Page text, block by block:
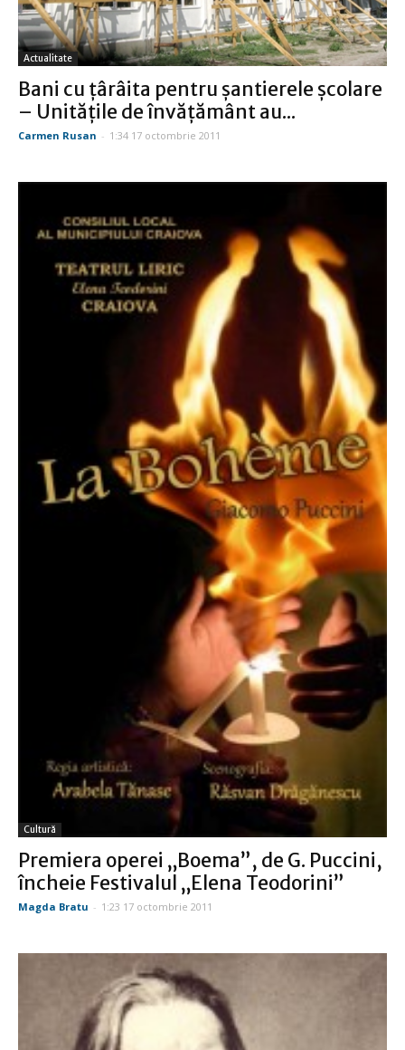
Actualitate
Bani cu ţârâita pentru şantierele şcolare
– Unităţile de învăţământ au...
Carmen Rusan - 1:34 17 octombrie 2011
Cultură
Premiera operei „Boema”, de G. Puccini,
încheie Festivalul „Elena Teodorini”
Magda Bratu - 1:23 17 octombrie 2011